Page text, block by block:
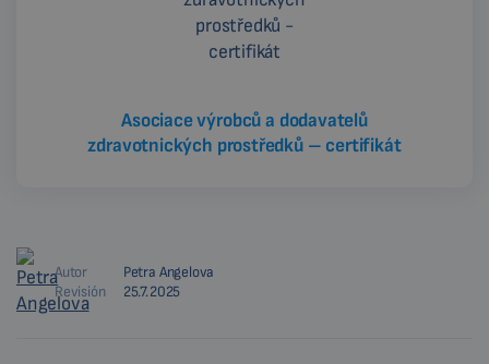
Asociace výrobců a dodavatelů
zdravotnických prostředků – certifikát
Autor
Petra Angelova
Revisión
25.7.2025